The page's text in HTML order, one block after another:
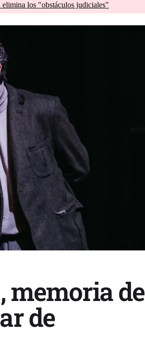
elimina los "obstáculos judiciales"
memoria de
de